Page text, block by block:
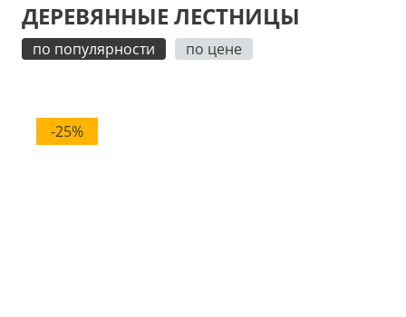
ДЕРЕВЯННЫЕ ЛЕСТНИЦЫ
по популярности по цене
-25%